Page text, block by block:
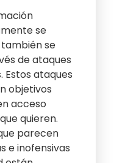
se
se
de ataques
Estos ataques
objetivos
acceso
quieren.
parecen
e inofensivas